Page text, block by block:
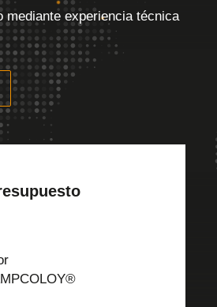
mediante experiencia técnica